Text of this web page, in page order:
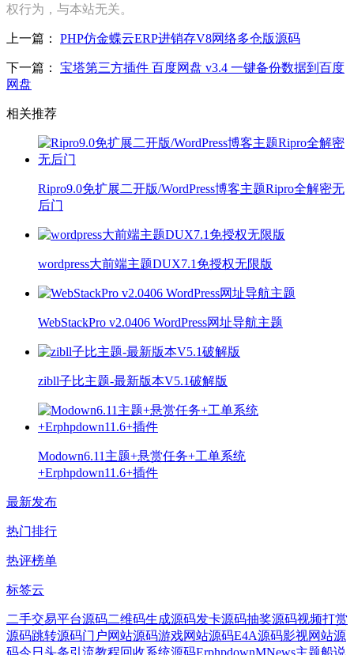
权行为，与本站无关。
上一篇： PHP仿金蝶云ERP进销存V8网络多仓版源码
下一篇：
宝塔第三方插件 百度网盘 v3.4 一键备份数据到百度
网盘
相关推荐
Ripro9.0免扩展二开版/WordPress博客主题Ripro全解密无
后门
wordpress大前端主题DUX7.1免授权无限版
WebStackPro v2.0406 WordPress网址导航主题
zibll子比主题-最新版本V5.1破解版
Modown6.11主题+悬赏任务+工单系统
+Erphpdown11.6+插件
最新发布
热门排行
热评榜单
标签云
二手交易平台源码二维码生成源码发卡源码抽奖源码视频打赏
源码跳转源码门户网站源码游戏网站源码E4A源码影视网站源
码今日头条引流教程回收系统源码ErphpdownMNews主题船说